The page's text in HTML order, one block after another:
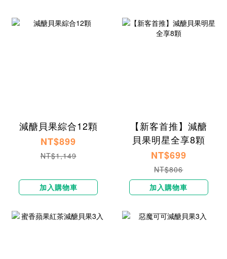
減醣貝果綜合12顆
NT$899
NT$1,149
加入購物車
【新客首推】減醣
貝果明星全享8顆
NT$699
NT$806
加入購物車